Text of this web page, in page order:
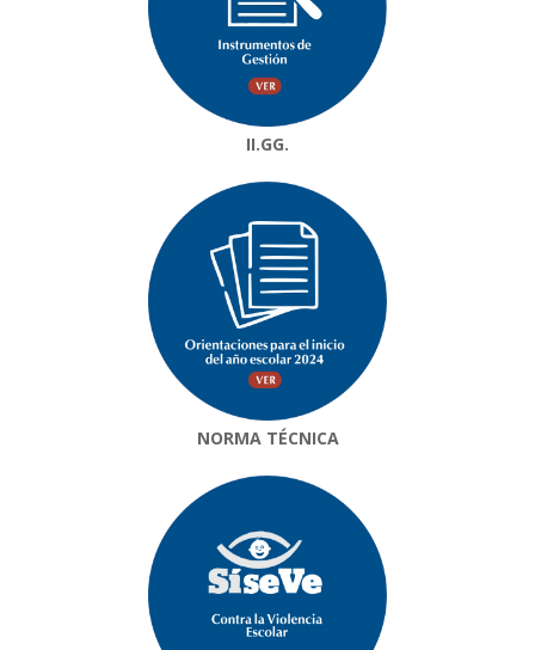
II.GG.
NORMA TÉCNICA